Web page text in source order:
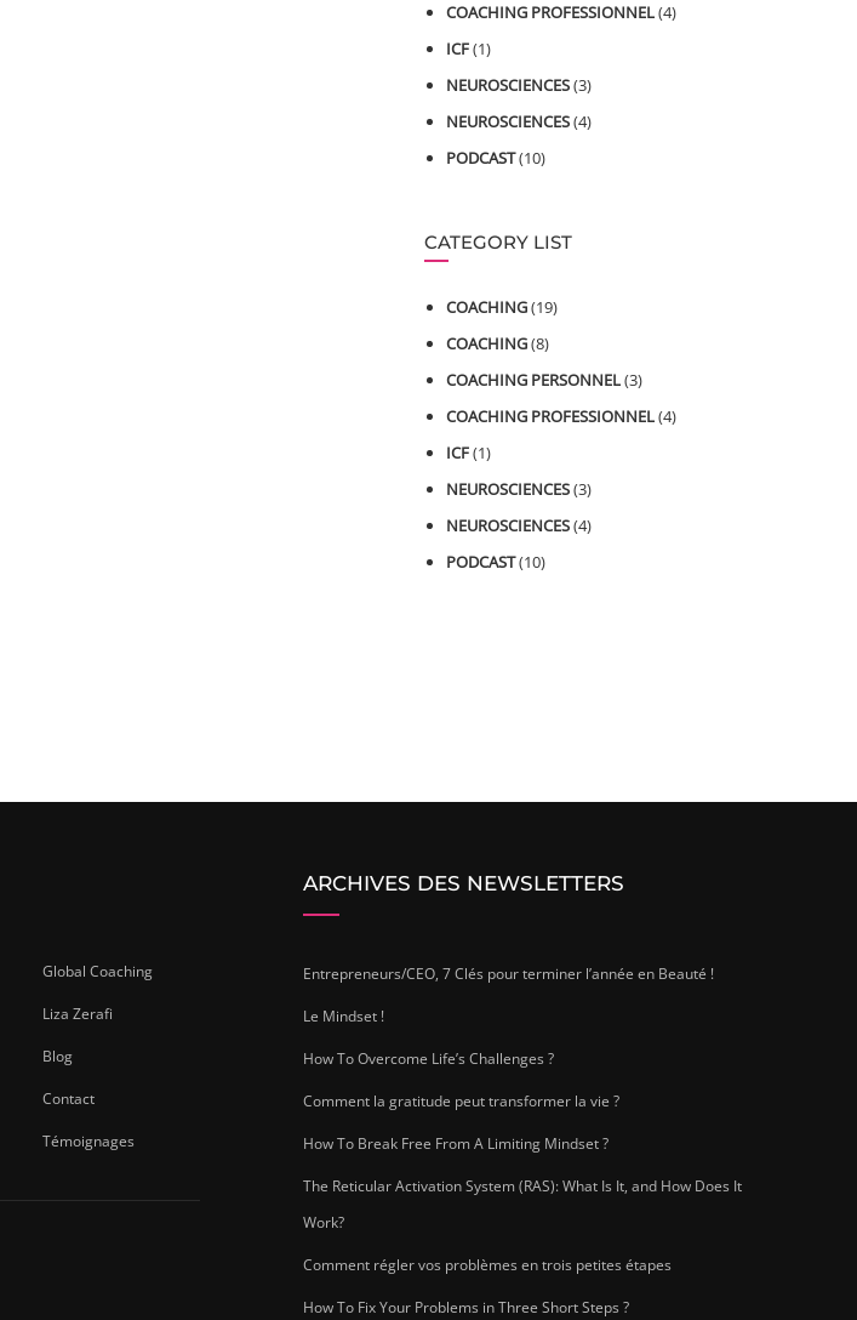
COACHING PROFESSIONNEL(4)
ICF(1)
NEUROSCIENCES(3)
NEUROSCIENCES(4)
PODCAST(10)
CATEGORY LIST
COACHING(19)
COACHING(8)
COACHING PERSONNEL(3)
COACHING PROFESSIONNEL(4)
ICF(1)
NEUROSCIENCES(3)
NEUROSCIENCES(4)
PODCAST(10)
Global Coaching
Liza Zerafi
Blog
Contact
Témoignages
ARCHIVES DES NEWSLETTERS
Entrepreneurs/CEO, 7 Clés pour terminer l’année en Beauté !
Le Mindset !
How To Overcome Life’s Challenges ?
Comment la gratitude peut transformer la vie ?
How To Break Free From A Limiting Mindset ?
The Reticular Activation System (RAS): What Is It, and How Does It
Work?
Comment régler vos problèmes en trois petites étapes
How To Fix Your Problems in Three Short Steps ?